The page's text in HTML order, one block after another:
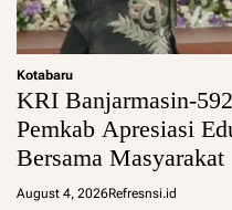
Kotabaru
KRI Banjarmasin-
Pemkab Apresiasi
Bersama Masyarakat
August 4, 2026Refresnsi.id